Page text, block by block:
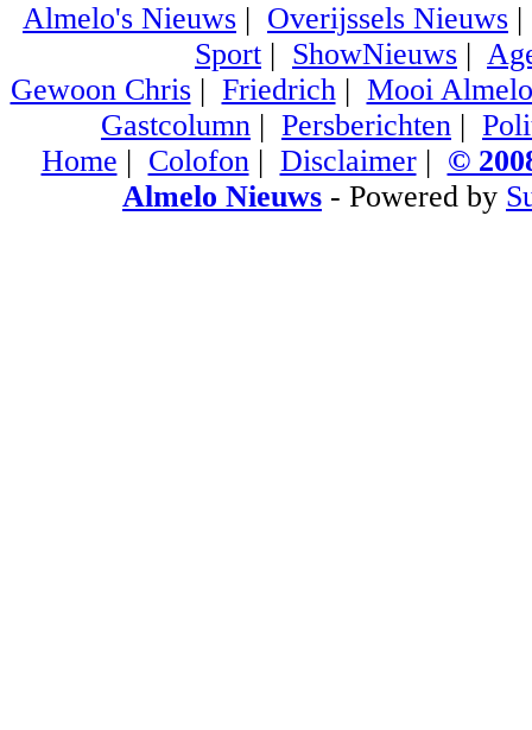
Almelo's Nieuws | Overijssels Nieuws
Sport | ShowNieuws |
Gewoon Chris| Friedrich| Mooi Almelo
Gastcolumn | Persberichten |
Home | Colofon| Disclaimer| ©
Almelo Nieuws - Powered by